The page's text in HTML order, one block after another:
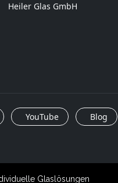
Heiler Glas GmbH
YouTube Blog
Glaslösungen